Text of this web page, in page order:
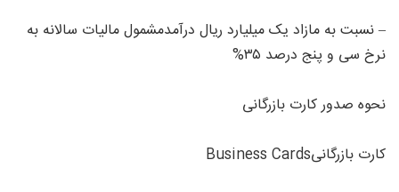
– نسبت به مازاد یک میلیارد ریال درآمدمشمول مالیات سالانه به
نرخ سی و پنج درصد ۳۵%
نحوه صدور کارت بازرگانی
کارت بازرگانیBusiness Cards